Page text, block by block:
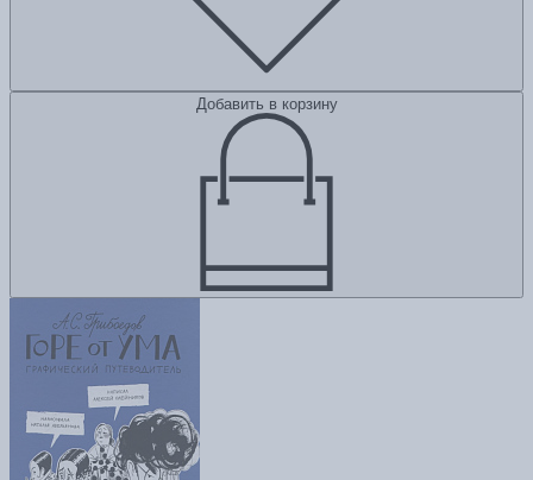
Добавить в корзину